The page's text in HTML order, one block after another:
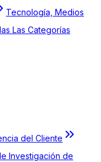
Tecnología, Medios
Las Categorías
del Cliente
Investigación de